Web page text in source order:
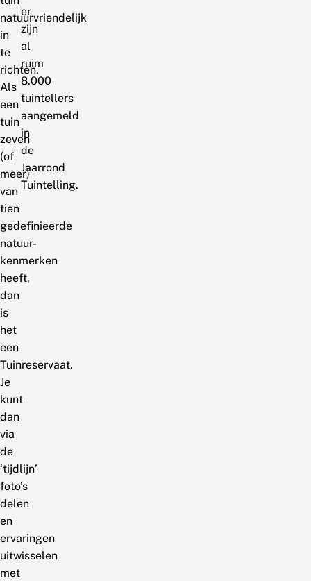
natuurvriendelijk
in
te
richten.
Als
een
tuin
zeven
(of
meer)
van
tien
gedefinieerde
natuur-
kenmerken
heeft,
dan
is
het
een
Tuinreservaat.
Je
kunt
dan
via
de
‘tijdlijn’
foto’s
delen
en
ervaringen
uitwisselen
met
er
zijn
al
ruim
8.000
tuintellers
aangemeld
in
de
Jaarrond
Tuintelling.